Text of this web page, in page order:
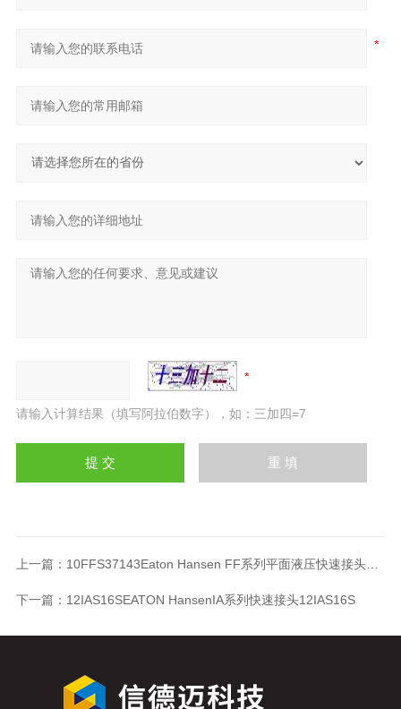
请输入计算结果（填写阿拉伯数字），如：三加四=7
上一篇： 10FFS37143Eaton Hansen FF系列平面液压快速接头10FFS37143
下一篇： 12IAS16SEATON HansenIA系列快速接头12IAS16S